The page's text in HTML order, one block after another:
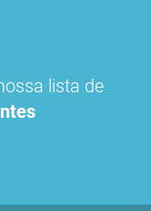
lista de